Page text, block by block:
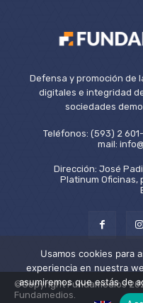
Defensa y promoción de
digitales e integridad
sociedades
Teléfonos: (593) 2
mail:
Dirección: José
Platinum Oficinas,
©Copyright Fundamedios
Fundamedios.
Usamos cookies para
experiencia en nuestra
asumiremos que estás de